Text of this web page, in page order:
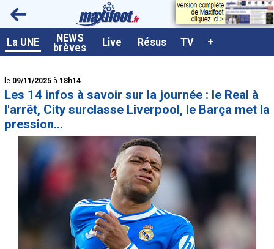
La UNE NEWS
brèves Live Résus TV +
<
le 09/11/2025 à 18h14
Les 14 infos à savoir sur la journée : le Real à
l'arrêt, City surclasse Liverpool, le Barça met la
pression...
A la UNE
Live / Matchs en direct
Résultats et Classements
Class. buteurs européens
Programme TV foot
Tableau transferts L1
Taille de la police